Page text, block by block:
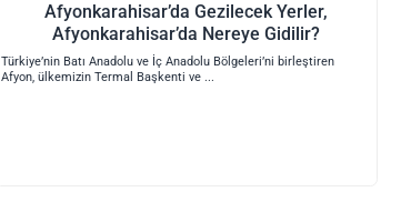
Afyonkarahisar’da Gezilecek Yerler,
Afyonkarahisar’da Nereye Gidilir?
Türkiye’nin Batı Anadolu ve İç Anadolu Bölgeleri’ni birleştiren
Afyon, ülkemizin Termal Başkenti ve